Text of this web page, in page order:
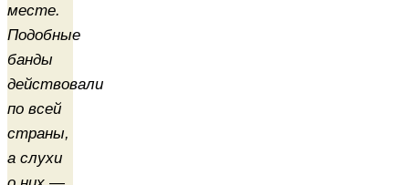
месте.
Подобные
банды
действовали
по всей
страны,
а слухи